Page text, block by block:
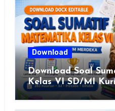
Download
Download Soal
Kelas VI SD/MI